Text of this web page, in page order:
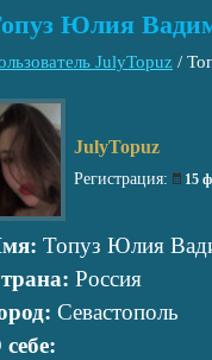
Юлия
JulyTopuz /
JulyTopuz
Регистрация: 15
Топуз Юлия
Россия
Севастополь